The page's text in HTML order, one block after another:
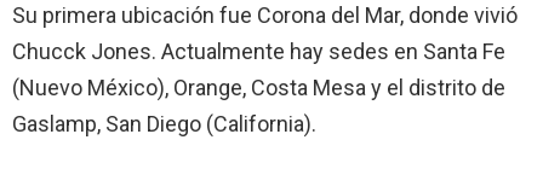
Su primera ubicación fue Corona del Mar, donde vivió
Chucck Jones. Actualmente hay sedes en Santa Fe
(Nuevo México), Orange, Costa Mesa y el distrito de
Gaslamp, San Diego (California).